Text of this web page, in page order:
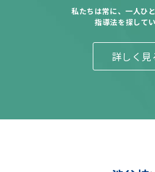
私たちは常に、一人ひ
指導法を探してい
詳しく見